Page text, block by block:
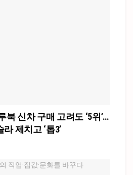
북 신차 구매 고려도 ‘5위’…
제치고 ‘톱3’